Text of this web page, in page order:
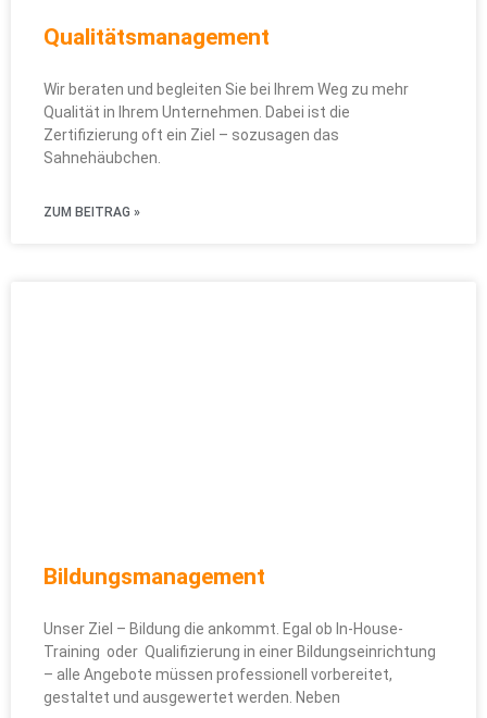
Qualitätsmanagement
Wir beraten und begleiten Sie bei Ihrem Weg zu mehr
Qualität in Ihrem Unternehmen. Dabei ist die
Zertifizierung oft ein Ziel – sozusagen das
Sahnehäubchen.
ZUM BEITRAG »
Bildungsmanagement
Unser Ziel – Bildung die ankommt. Egal ob In-House-
Training oder Qualifizierung in einer Bildungseinrichtung
– alle Angebote müssen professionell vorbereitet,
gestaltet und ausgewertet werden. Neben